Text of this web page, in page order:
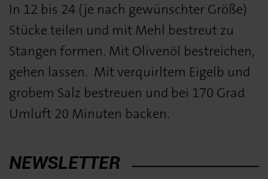
In 12 bis 24 (je nach gewünschter Größe)
Stücke teilen und mit Mehl bestreut zu
Stangen formen. Mit Olivenöl bestreichen,
gehen lassen. Mit verquirltem Eigelb und
grobem Salz bestreuen und bei 170 Grad
Umluft 20 Minuten backen.
NEWSLETTER